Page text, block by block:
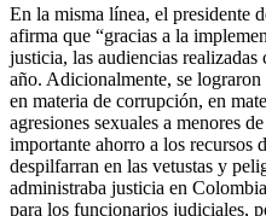
En la misma línea, el presidente
afirma que “gracias a la
justicia, las audiencias
año. Adicionalmente, se
en materia de corrupción, en
agresiones sexuales a menores
importante ahorro a los recursos
despilfarran en las vetustas y
administraba justicia en
para los funcionarios judiciales,